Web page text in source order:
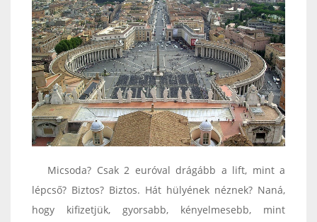
Micsoda? Csak 2 euróval drágább a lift, mint a
lépcső? Biztos? Biztos. Hát hülyének néznek? Naná,
hogy kifizetjük, gyorsabb, kényelmesebb, mint